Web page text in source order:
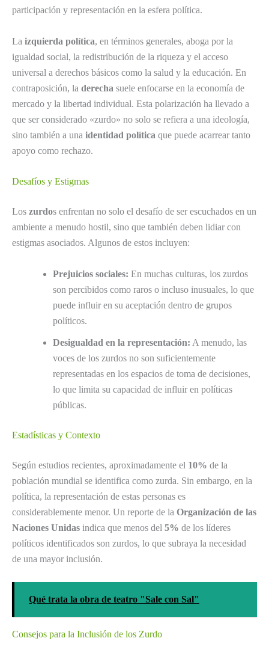
participación y representación en la esfera política.
La izquierda política, en términos generales, aboga por la
igualdad social, la redistribución de la riqueza y el acceso
universal a derechos básicos como la salud y la educación. En
contraposición, la derecha suele enfocarse en la economía de
mercado y la libertad individual. Esta polarización ha llevado a
que ser considerado «zurdo» no solo se refiera a una ideología,
sino también a una identidad política que puede acarrear tanto
apoyo como rechazo.
Desafíos y Estigmas
Los zurdos enfrentan no solo el desafío de ser escuchados en un
ambiente a menudo hostil, sino que también deben lidiar con
estigmas asociados. Algunos de estos incluyen:
Prejuicios sociales: En muchas culturas, los zurdos
son percibidos como raros o incluso inusuales, lo que
puede influir en su aceptación dentro de grupos
políticos.
Desigualdad en la representación: A menudo, las
voces de los zurdos no son suficientemente
representadas en los espacios de toma de decisiones,
lo que limita su capacidad de influir en políticas
públicas.
Estadísticas y Contexto
Según estudios recientes, aproximadamente el 10% de la
población mundial se identifica como zurda. Sin embargo, en la
política, la representación de estas personas es
considerablemente menor. Un reporte de la Organización de las
Naciones Unidas indica que menos del 5% de los líderes
políticos identificados son zurdos, lo que subraya la necesidad
de una mayor inclusión.
Qué trata la obra de teatro "Sale con Sal"
Consejos para la Inclusión de los Zurdo